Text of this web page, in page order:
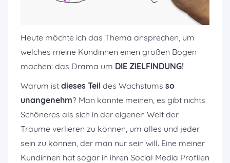
Heute möchte ich das Thema ansprechen, um
welches meine Kundinnen einen großen Bogen
machen: das Drama um DIE ZIELFINDUNG!
Warum ist dieses Teil des Wachstums so
unangenehm? Man könnte meinen, es gibt nichts
Schöneres als sich in der eigenen Welt der
Träume verlieren zu können, um alles und jeder
sein zu können, der man nur sein will. Eine meiner
Kundinnen hat sogar in ihren Social Media Profilen